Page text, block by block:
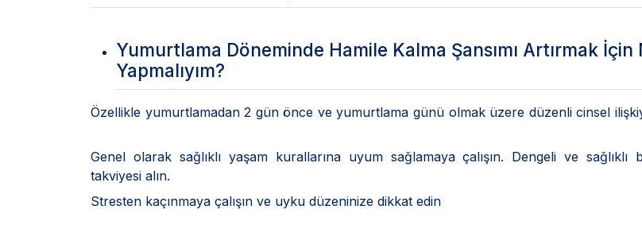
Yumurtlama Döneminde Hamile Kalma Şansımı Artırmak İçin
Yapmalıyım?
Özellikle yumurtlamadan 2 gün önce ve yumurtlama günü olmak üzere düzenli cinsel
Genel olarak sağlıklı yaşam kurallarına uyum sağlamaya çalışın. Dengeli ve sağlıklı
takviyesi alın.
Stresten kaçınmaya çalışın ve uyku düzeninize dikkat edin